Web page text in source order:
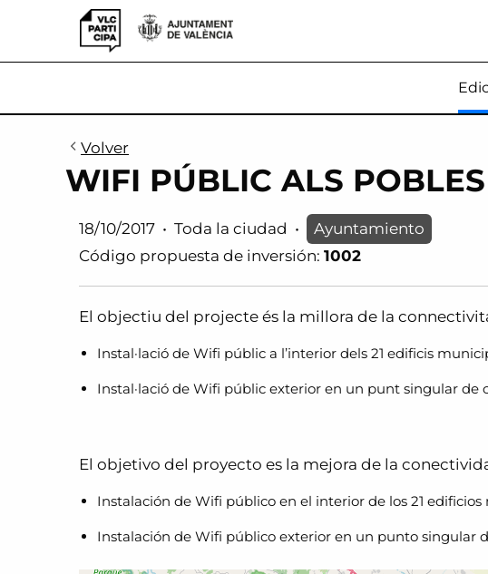
VLCParticipa
Volver
WIFI PÚBLIC ALS
18/10/2017 • Toda la ciudad •
Ayuntamiento
Código propuesta de inversión: 1002
El objectiu del projecte és la millora de la
Instal·lació de Wifi públic a l’interior dels 21 edificis
Instal·lació de Wifi públic exterior en un punt singular de
El objetivo del proyecto es la mejora de la
Instalación de Wifi público en el interior de los 21 edificios
Instalación de Wifi público exterior en un punto singular